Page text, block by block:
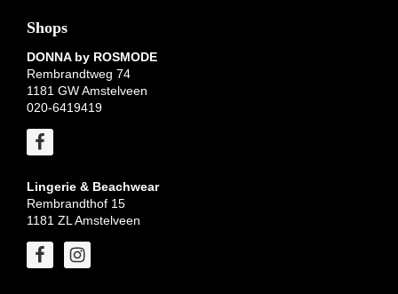
Shops
DONNA by ROSMODE
Rembrandtweg 74
1181 GW Amstelveen
020-6419419
Lingerie & Beachwear
Rembrandthof 15
1181 ZL Amstelveen